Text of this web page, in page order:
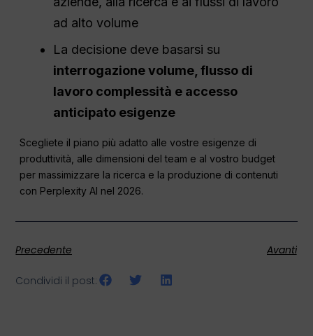
ad alto volume
La decisione deve basarsi su
interrogazionevolume,flusso di
lavoro complessità e accesso
anticipato esigenze
Scegliete il piano più adatto alle vostre esigenze di
produttività, alle dimensioni del team e al vostro budget
per massimizzare la ricerca e la produzione di contenuti
con Perplexity AI nel 2026.
Precedente Avanti
Condividi il post: